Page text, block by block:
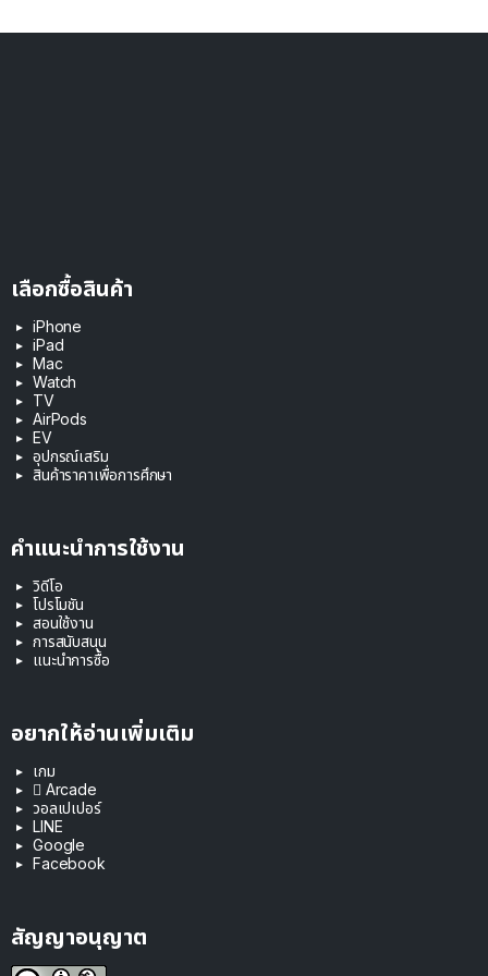
เลือกซื้อสินค้า
iPhone
iPad
Mac
Watch
TV
AirPods
EV
อุปกรณ์เสริม
สินค้าราคาเพื่อการศึกษา
คำแนะนำการใช้งาน
วิดีโอ
โปรโมชัน
สอนใช้งาน
การสนับสนุน
แนะนำการซื้อ
อยากให้อ่านเพิ่มเติม
เกม
 Arcade
วอลเปเปอร์
LINE
Google
Facebook
สัญญาอนุญาต